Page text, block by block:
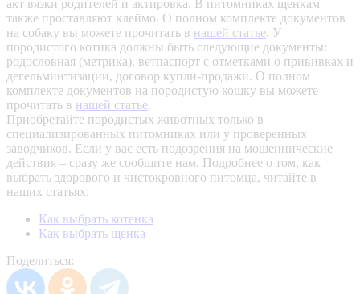
акт вязки родителей и актировка. В питомниках щенкам
также проставляют клеймо. О полном комплекте документов
на собаку вы можете прочитать в нашей статье. У
породистого котика должны быть следующие документы:
родословная (метрика), ветпаспорт с отметками о прививках и
дегельминтизации, договор купли-продажи. О полном
комплекте документов на породистую кошку вы можете
прочитать в нашей статье.
Приобретайте породистых животных только в
специализированных питомниках или у проверенных
заводчиков. Если у вас есть подозрения на мошеннические
действия – сразу же сообщите нам. Подробнее о том, как
выбрать здорового и чистокровного питомца, читайте в
наших статьях:
Как выбрать котенка
Как выбрать щенка
Поделиться: